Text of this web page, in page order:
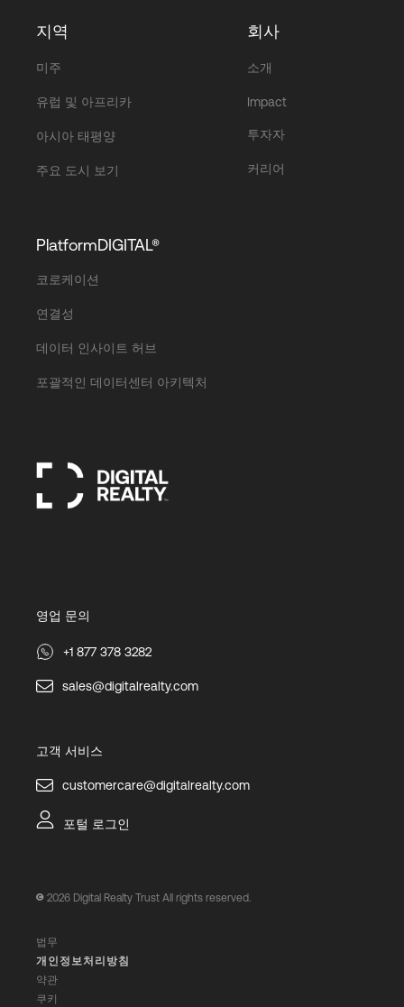
지역
미주
유럽 및 아프리카
아시아 태평양
주요 도시 보기
회사
소개
Impact
투자자
커리어
PlatformDIGITAL®
코로케이션
연결성
데이터 인사이트 허브
포괄적인 데이터센터 아키텍처
영업 문의
+1 877 378 3282
sales@digitalrealty.com
고객 서비스
customercare@digitalrealty.com
포털 로그인
2026 Digital Realty Trust All rights reserved.
법무
개인정보처리방침
약관
쿠키